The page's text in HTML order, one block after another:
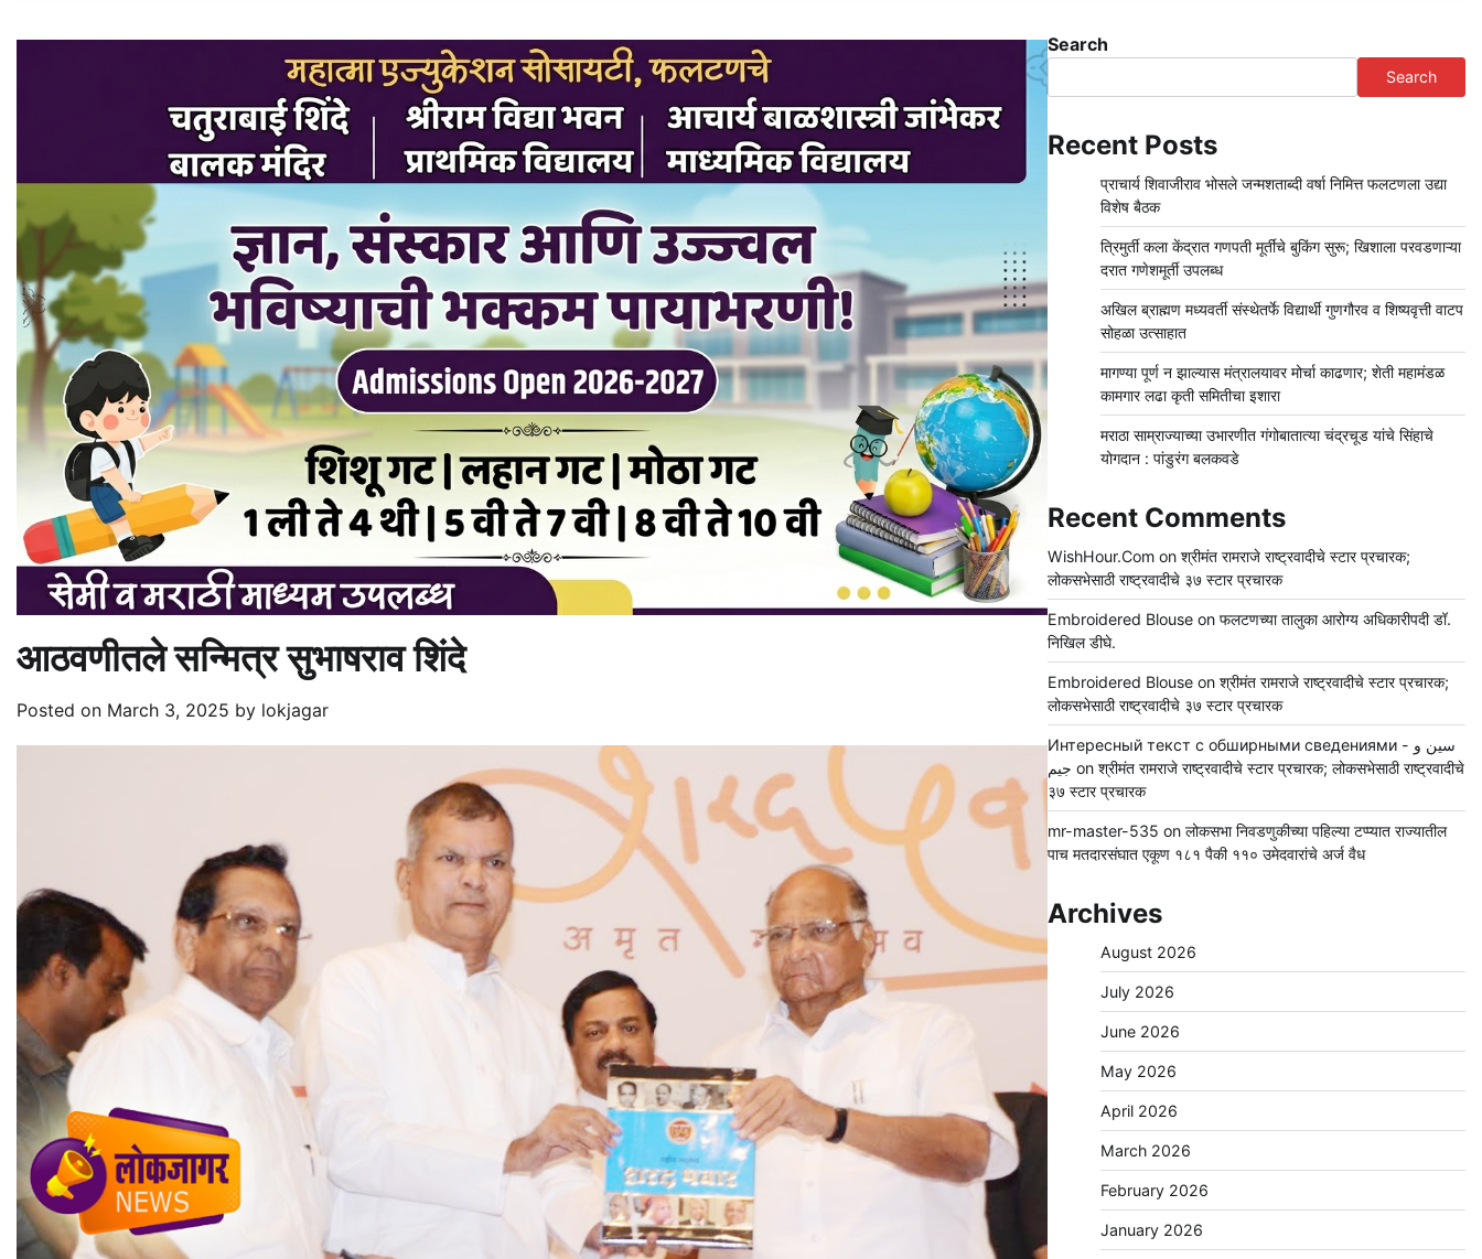
आठवणीतले सन्मित्र सुभाषराव शिंदे
Posted on March 3, 2025 by lokjagar
Search
Search
Recent Posts
प्राचार्य शिवाजीराव भोसले जन्मशताब्दी वर्षा निमित्त फलटणला उद्या
विशेष बैठक
त्रिमुर्ती कला केंद्रात गणपती मूर्तींचे बुकिंग सुरू; खिशाला परवडणाऱ्या
दरात गणेशमूर्ती उपलब्ध
अखिल ब्राह्मण मध्यवर्ती संस्थेतर्फे विद्यार्थी गुणगौरव व शिष्यवृत्ती वाटप
सोहळा उत्साहात
मागण्या पूर्ण न झाल्यास मंत्रालयावर मोर्चा काढणार; शेती महामंडळ
कामगार लढा कृती समितीचा इशारा
मराठा साम्राज्याच्या उभारणीत गंगोबातात्या चंद्रचूड यांचे सिंहाचे
योगदान : पांडुरंग बलकवडे
Recent Comments
WishHour.Comon श्रीमंत रामराजे राष्ट्रवादीचे स्टार प्रचारक;
लोकसभेसाठी राष्ट्रवादीचे ३७ स्टार प्रचारक
Embroidered Blouseon फलटणच्या तालुका आरोग्य अधिकारीपदी डॉ.
निखिल डीघे.
Embroidered Blouseon श्रीमंत रामराजे राष्ट्रवादीचे स्टार प्रचारक;
लोकसभेसाठी राष्ट्रवादीचे ३७ स्टार प्रचारक
Интересный текст с обширными сведениями - سين و
جيم on श्रीमंत रामराजे राष्ट्रवादीचे स्टार प्रचारक; लोकसभेसाठी राष्ट्रवादीचे
३७ स्टार प्रचारक
mr-master-535 on लोकसभा निवडणुकीच्या पहिल्या टप्प्यात राज्यातील
पाच मतदारसंघात एकूण १८१ पैकी ११० उमेदवारांचे अर्ज वैध
Archives
August 2026
July 2026
June 2026
May 2026
April 2026
March 2026
February 2026
January 2026